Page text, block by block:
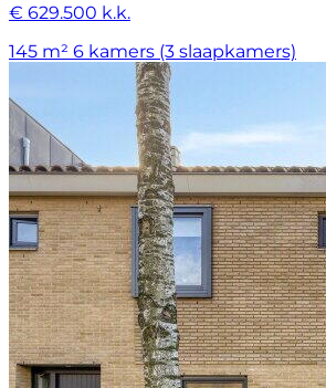
€ 629.500 k.k.
145 m² 6 kamers (3 slaapkamers)